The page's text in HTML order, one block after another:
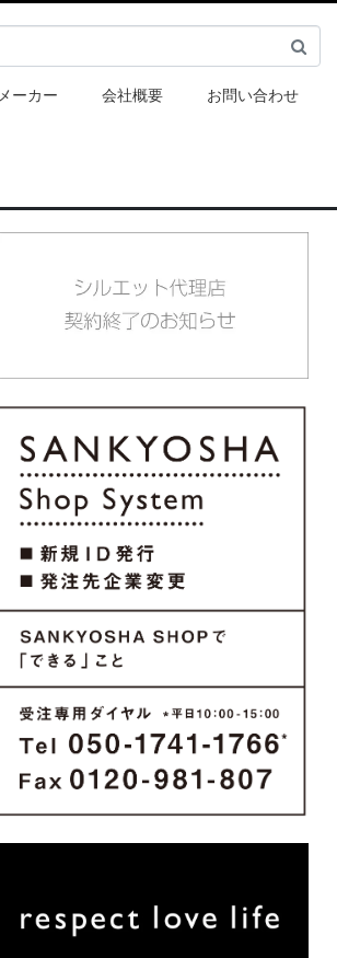
メーカー 会社概要 お問い合わせ